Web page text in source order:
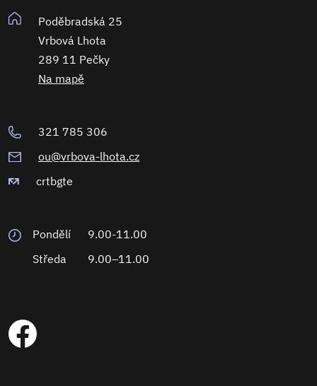
Poděbradská 25
Vrbová Lhota
289 11 Pečky
Na mapě
321 785 306
ou@vrbova-lhota.cz
crtbgte
Pondělí
9.00-11.00
Středa
9.00–11.00